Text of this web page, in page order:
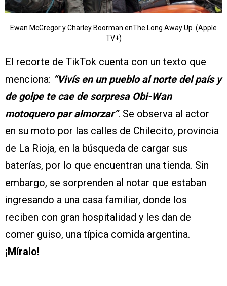
Ewan McGregor y Charley Boorman enThe Long Away Up. (Apple
TV+)
El recorte de TikTok cuenta con un texto que
menciona: “Vivís en un pueblo al norte del país y
de golpe te cae de sorpresa Obi-Wan
motoquero par almorzar”. Se observa al actor
en su moto por las calles de Chilecito, provincia
de La Rioja, en la búsqueda de cargar sus
baterías, por lo que encuentran una tienda. Sin
embargo, se sorprenden al notar que estaban
ingresando a una casa familiar, donde los
reciben con gran hospitalidad y les dan de
comer guiso, una típica comida argentina.
¡Míralo!